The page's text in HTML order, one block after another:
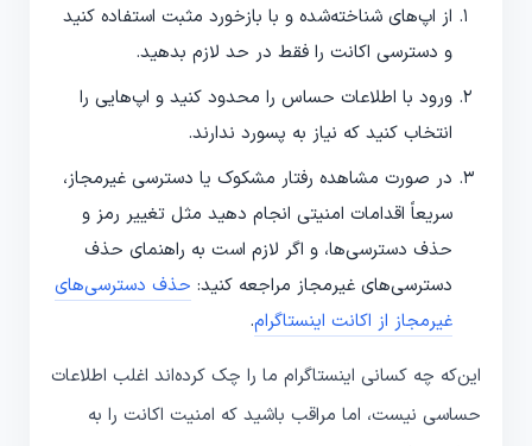
از اپ‌های شناخته‌شده و با بازخورد مثبت استفاده کنید
و دسترسی اکانت را فقط در حد لازم بدهید.
ورود با اطلاعات حساس را محدود کنید و اپ‌هایی را
انتخاب کنید که نیاز به پسورد ندارند.
در صورت مشاهده رفتار مشکوک یا دسترسی غیرمجاز،
سریعاً اقدامات امنیتی انجام دهید مثل تغییر رمز و
حذف دسترسی‌ها، و اگر لازم است به راهنمای حذف
دسترسی‌های غیرمجاز مراجعه کنید: حذف دسترسی‌های
غیرمجاز از اکانت اینستاگرام.
این‌که چه کسانی اینستاگرام ما را چک کرده‌اند اغلب اطلاعات
حساسی نیست، اما مراقب باشید که امنیت اکانت را به